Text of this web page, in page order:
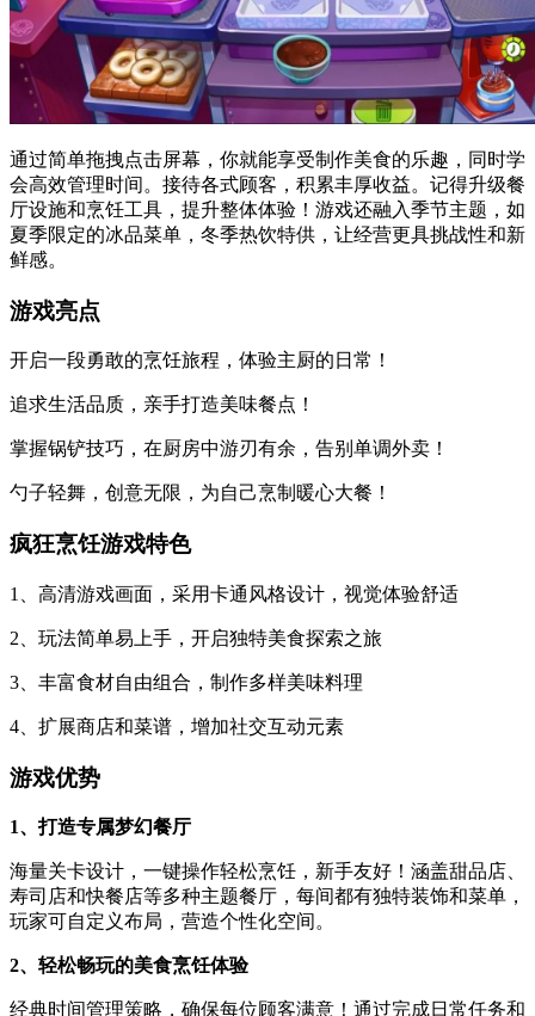
通过简单拖拽点击屏幕，你就能享受制作美食的乐趣，同时学
会高效管理时间。接待各式顾客，积累丰厚收益。记得升级餐
厅设施和烹饪工具，提升整体体验！游戏还融入季节主题，如
夏季限定的冰品菜单，冬季热饮特供，让经营更具挑战性和新
鲜感。
游戏亮点
开启一段勇敢的烹饪旅程，体验主厨的日常！
追求生活品质，亲手打造美味餐点！
掌握锅铲技巧，在厨房中游刃有余，告别单调外卖！
勺子轻舞，创意无限，为自己烹制暖心大餐！
疯狂烹饪游戏特色
1、高清游戏画面，采用卡通风格设计，视觉体验舒适
2、玩法简单易上手，开启独特美食探索之旅
3、丰富食材自由组合，制作多样美味料理
4、扩展商店和菜谱，增加社交互动元素
游戏优势
1、打造专属梦幻餐厅
海量关卡设计，一键操作轻松烹饪，新手友好！涵盖甜品店、
寿司店和快餐店等多种主题餐厅，每间都有独特装饰和菜单，
玩家可自定义布局，营造个性化空间。
2、轻松畅玩的美食烹饪体验
经典时间管理策略，确保每位顾客满意！通过完成日常任务和